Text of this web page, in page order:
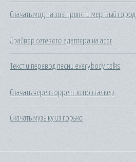
Скачать мод на зов припяти мертвый город
Драйвер сетевого адаптера на acer
Текст и перевод песни everybody talks
Скачать через торрент кино сталкер
Скачать музыку из горько